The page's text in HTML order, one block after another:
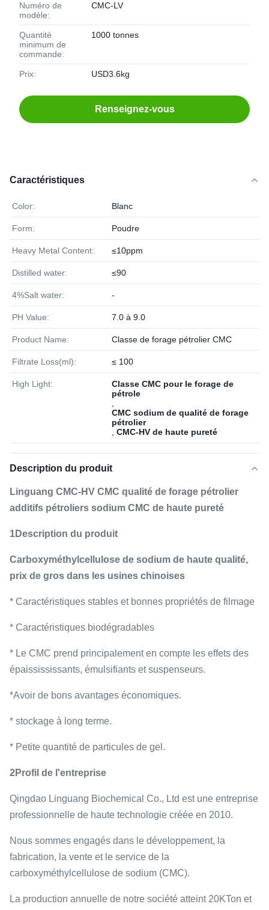
Numéro de
modèle:
CMC-LV
Quantité
minimum de
commande:
1000 tonnes
Prix: USD3.6kg
Renseignez-vous
Caractéristiques
Color: Blanc
Form: Poudre
Heavy Metal Content: ≤10ppm
Distilled water: ≤90
4%Salt water: -
PH Value: 7.0 à 9.0
Product Name: Classe de forage pétrolier CMC
Filtrate Loss(ml): ≤ 100
High Light:
Classe CMC pour le forage de
pétrole
CMC sodium de qualité de forage
pétrolier
CMC-HV de haute pureté
Description du produit
Linguang CMC-HV CMC qualité de forage pétrolier
additifs pétroliers sodium CMC de haute pureté
1Description du produit
Carboxyméthylcellulose de sodium de haute qualité,
prix de gros dans les usines chinoises
* Caractéristiques stables et bonnes propriétés de filmage
* Caractéristiques biodégradables
* Le CMC prend principalement en compte les effets des
épaissississants, émulsifiants et suspenseurs.
*Avoir de bons avantages économiques.
* stockage à long terme.
* Petite quantité de particules de gel.
2Profil de l'entreprise
Qingdao Linguang Biochemical Co., Ltd est une entreprise
professionnelle de haute technologie créée en 2010.
Nous sommes engagés dans le développement, la
fabrication, la vente et le service de la
carboxyméthylcellulose de sodium (CMC).
La production annuelle de notre société atteint 20KTon et